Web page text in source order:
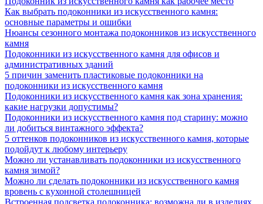
Как выбрать подоконники из искусственного камня:
основные параметры и ошибки
Нюансы сезонного монтажа подоконников из искусственного
камня
Подоконники из искусственного камня для офисов и
административных зданий
5 причин заменить пластиковые подоконники на
подоконники из искусственного камня
Подоконники из искусственного камня как зона хранения:
какие нагрузки допустимы?
Подоконники из искусственного камня под старину: можно
ли добиться винтажного эффекта?
5 оттенков подоконников из искусственного камня, которые
подойдут к любому интерьеру
Можно ли устанавливать подоконники из искусственного
камня зимой?
Можно ли сделать подоконники из искусственного камня
вровень с кухонной столешницей
Встроенная подсветка подоконника: возможна ли в изделиях